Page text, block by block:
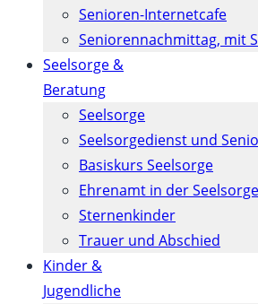
Senioren-Internetcafe
Seniorennachmittag, mit
Seelsorge &
Beratung
Seelsorge
Seelsorgedienst und
Basiskurs Seelsorge
Ehrenamt in der Seelsorge
Sternenkinder
Trauer und Abschied
Kinder &
Jugendliche